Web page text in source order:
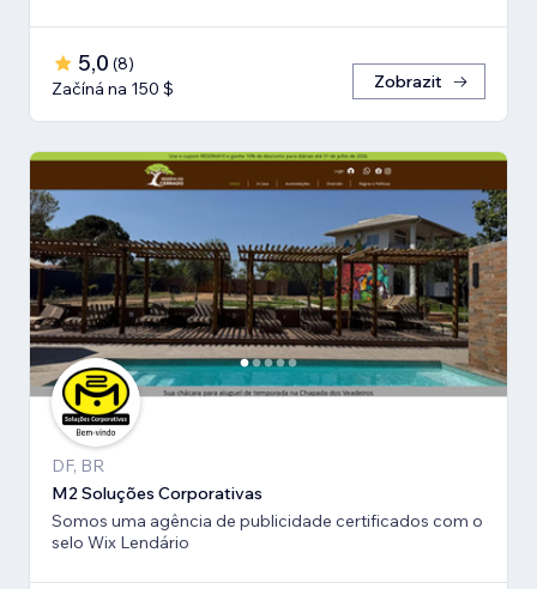
5,0 (8)
Začíná na 150 $
Zobrazit
DF, BR
M2 Soluções Corporativas
Somos uma agência de publicidade certificados com o
selo Wix Lendário